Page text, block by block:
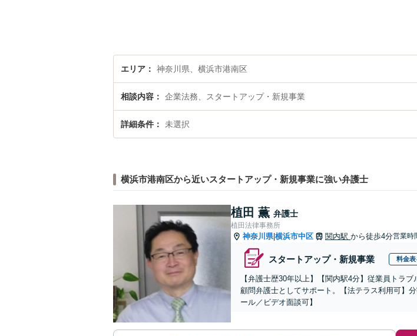
エリア 神奈川県、横浜市港南区
相談内容 企業法務、スタートアップ・新規事業
詳細条件 未選択
横浜市港南区から近いスタートアップ・新規事業に強い弁護士
植田 薫 弁護士
植田法律事務所
神奈川県|横浜市中区 関内駅 から徒歩4分営業時
スタートアップ・新規事業 料金表
【弁護士歴30年以上】【関内駅4分】従業員トラ
顧問弁護士としてサポート。【法テラス利用可】
ール／ビデオ面談可】